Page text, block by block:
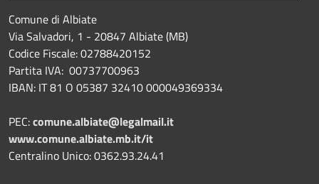
Comune di Albiate
Via Salvadori, 1 - 20847 Albiate (MB)
Codice Fiscale: 02788420152
Partita IVA: 00737700963
IBAN: IT 81 O 05387 32410 000049369334
PEC:comune.albiate@legalmail.it
www.comune.albiate.mb.it/it
Centralino Unico: 0362.93.24.41